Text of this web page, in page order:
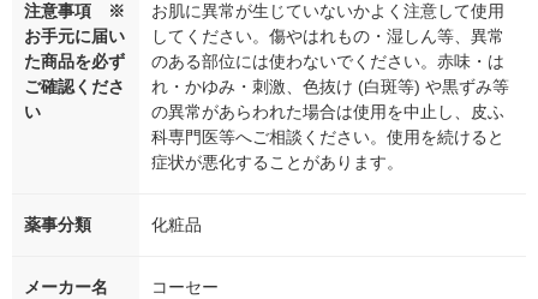
注意事項 ※
お手元に届い
た商品を必ず
ご確認くださ
い
お肌に異常が生じていないかよく注意して使用
してください。傷やはれもの・湿しん等、異常
のある部位には使わないでください。赤味・は
れ・かゆみ・刺激、色抜け (白斑等) や黒ずみ等
の異常があらわれた場合は使用を中止し、皮ふ
科専門医等へご相談ください。使用を続けると
症状が悪化することがあります。
薬事分類 化粧品
メーカー名 コーセー